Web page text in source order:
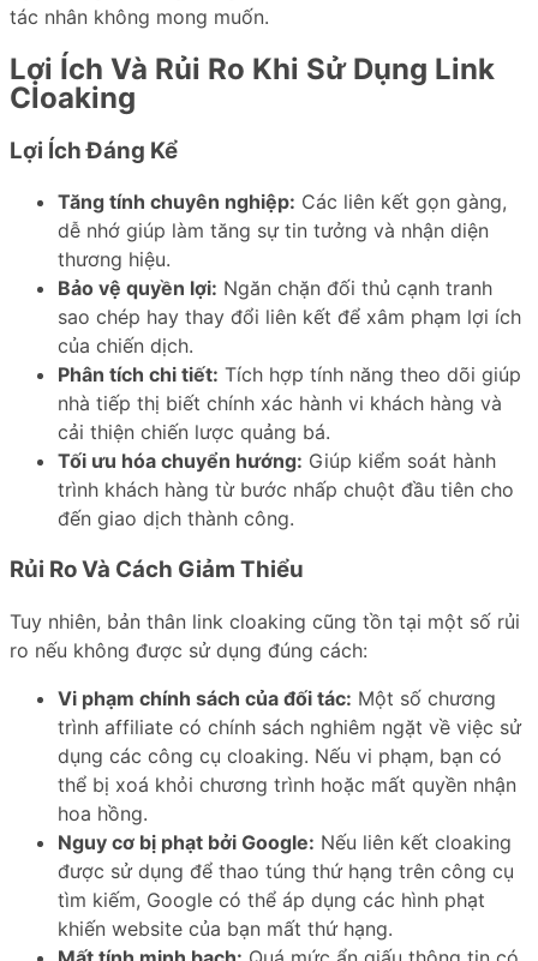
tác nhân không mong muốn.
Lợi Ích Và Rủi Ro Khi Sử Dụng Link
Cloaking
Lợi Ích Đáng Kể
Tăng tính chuyên nghiệp: Các liên kết gọn gàng,
dễ nhớ giúp làm tăng sự tin tưởng và nhận diện
thương hiệu.
Bảo vệ quyền lợi: Ngăn chặn đối thủ cạnh tranh
sao chép hay thay đổi liên kết để xâm phạm lợi ích
của chiến dịch.
Phân tích chi tiết: Tích hợp tính năng theo dõi giúp
nhà tiếp thị biết chính xác hành vi khách hàng và
cải thiện chiến lược quảng bá.
Tối ưu hóa chuyển hướng: Giúp kiểm soát hành
trình khách hàng từ bước nhấp chuột đầu tiên cho
đến giao dịch thành công.
Rủi Ro Và Cách Giảm Thiểu
Tuy nhiên, bản thân link cloaking cũng tồn tại một số rủi
ro nếu không được sử dụng đúng cách:
Vi phạm chính sách của đối tác: Một số chương
trình affiliate có chính sách nghiêm ngặt về việc sử
dụng các công cụ cloaking. Nếu vi phạm, bạn có
thể bị xoá khỏi chương trình hoặc mất quyền nhận
hoa hồng.
Nguy cơ bị phạt bởi Google: Nếu liên kết cloaking
được sử dụng để thao túng thứ hạng trên công cụ
tìm kiếm, Google có thể áp dụng các hình phạt
khiến website của bạn mất thứ hạng.